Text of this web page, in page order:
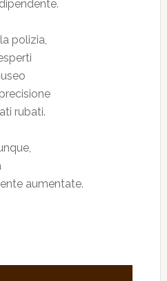
polizia,
rubati.
aumentate.